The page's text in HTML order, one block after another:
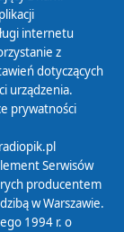
internetu
z
dotyczących
urządzenia.
prywatności
Serwisów
producentem
w Warszawie.
1994 r. o